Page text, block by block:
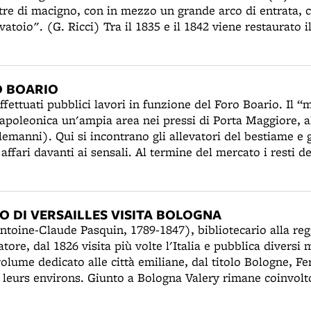
di macigno, con in mezzo un grande arco di entrata,
e il 1842 viene restaurato il portico del
fatto costruire nel 1484 da Giovanni II Bentivoglio su
eliminati “tutti i macigni dei pilastroni e delle
che sono rovinati e perduti”. Al posto di quelli
sono collocati nuovi capitelli "in stile corinzio
Nell'occasione vengono sagomate alcune formelle
erroneamente attribuite al periodo rinascimentale.
1927 un articolo di Giulio Ricci stabilirà il numero
tutte diverse l'una dall'altra: 7.476. Il Municipio
non sarà realizzata.
BOARIO
pubblici lavori in funzione del Foro Boario. Il
un'ampia area nei pressi di Porta Maggiore,
Qui si incontrano gli allevatori del bestiame e
davanti ai sensali. Al termine del mercato i resti
essere usati come concime. Il piazzale del Foro Boario,
Dopo lo spostamento del mercato bestiame,
Lame, il Piano di ampliamento (1889), regolatore
il territorio del Comune degli Alemanni come zona
di nuove abitazioni.
DI VERSAILLES VISITA BOLOGNA
Claude Pasquin, 1789-1847), bibliotecario alla
dal 1826 visita più volte l'Italia e pubblica diversi
dedicato alle città emiliane, dal titolo Bologne,
leurs environs. Giunto a Bologna Valery rimane
con la testa del santo è portata in giro per la città tutta